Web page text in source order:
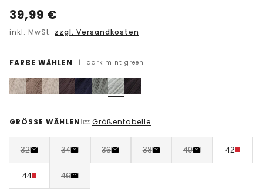
39,99 €
inkl. MwSt. zzgl. Versandkosten
FARBE WÄHLEN | dark mint green
GRÖSSE WÄHLEN | Größentabelle
32 34 36 38 40 42
44 46